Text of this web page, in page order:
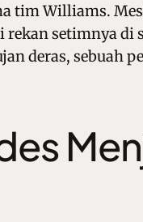
tim Williams.
setimnya
deras, sebuah